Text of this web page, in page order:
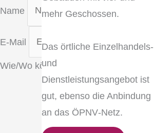
mehr Geschossen.
Das örtliche Einzelhandels‐
und
Dienstleistungsangebot ist
gut, ebenso die Anbindung
an das ÖPNV‐Netz.
Name
E-Mail
Wie/Wo können wir dir weiterhelfen?